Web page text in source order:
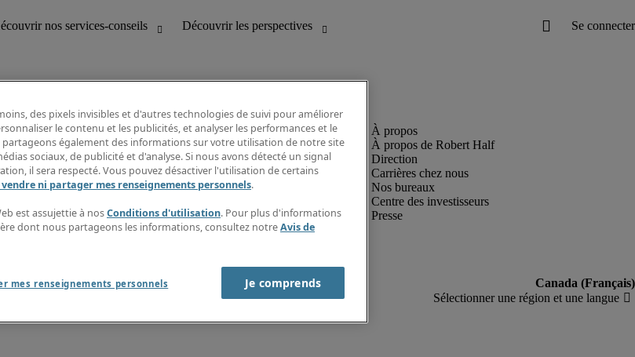
Découvrir les perspectives
Répertoire d’emplois
Guide salarial
Rapports de temps
Contactez-nous
À propos de Robert Half
Direction
Carrières chez nous
Nos bureaux
Centre des investisseurs
Presse
moderne
des pixels invisibles et d'autres technologies de suivi pour améliorer
le contenu et les publicités, et analyser les performances et le
également des informations sur votre utilisation de notre site
sociaux, de publicité et d'analyse. Si nous avons détecté un signal
il sera respecté. Vous pouvez désactiver l'utilisation de certains
vendre ni partager mes renseignements personnels.
est assujettie à nosConditions d'utilisation. Pour plus d'informations
dont nous partageons les informations, consultez notreAvis de
mes renseignements personnels Je comprends